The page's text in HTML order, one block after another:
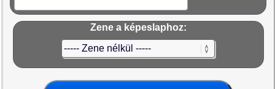
Zene a képeslaphoz: